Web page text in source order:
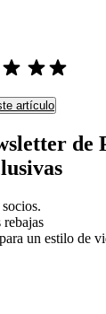
artículo
de
un estilo de